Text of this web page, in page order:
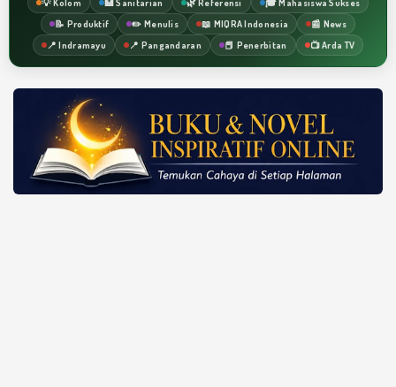
📝 Produktif
✏️ Menulis 📖 MIQRA Indonesia
📰 News
📍 Indramayu
📍 Pangandaran 📕 Penerbitan 📺 Arda TV